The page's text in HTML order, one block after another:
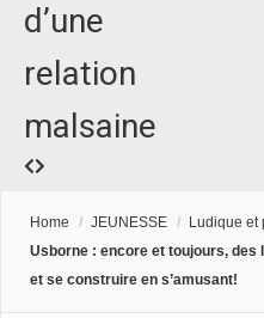
d’une
relation
malsaine
Home / JEUNESSE / Ludique et
Usborne : encore et toujours,
et se construire en s’amusant!